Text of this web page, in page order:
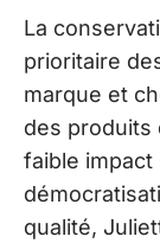
La
prioritaire
marque et
des produits
faible impact
qualité,